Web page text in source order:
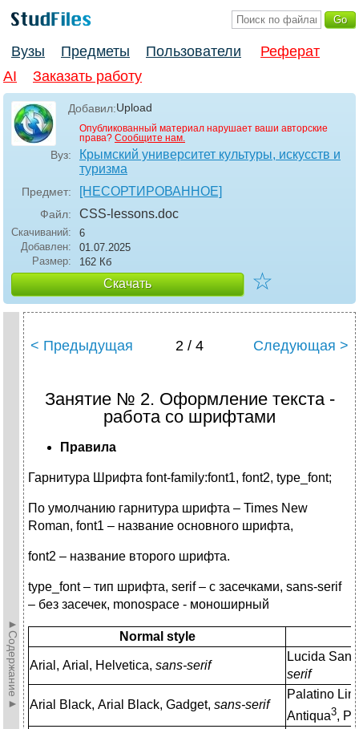
Вузы Предметы Пользователи
Реферат
AI
Заказать работу
Добавил:Upload
Опубликованный материал нарушает ваши авторские
права? Сообщите нам.
Вуз:
Крымский университет культуры, искусств и
туризма
Предмет: [НЕСОРТИРОВАННОЕ]
Файл: CSS-lessons.doc
Скачиваний:
6
Добавлен:
01.07.2025
Размер:
162 Кб
Скачать ☆
►Содержание►
< Предыдущая 2 / 4 Следующая >
Занятие № 2. Оформление текста -
работа со шрифтами
Правила
Гарнитура Шрифта font-family:font1, font2, type_font;
По умолчанию гарнитура шрифта – Times New
Roman, font1 – название основного шрифта,
font2 – название второго шрифта.
type_font – тип шрифта, serif – с засечками, sans-serif
– без засечек, monospace - моноширный
Normal style
Arial, Arial, Helvetica, sans-serif
Lucida
serif
Arial Black, Arial Black, Gadget, sans-serif
Palatino
Antiqua3,